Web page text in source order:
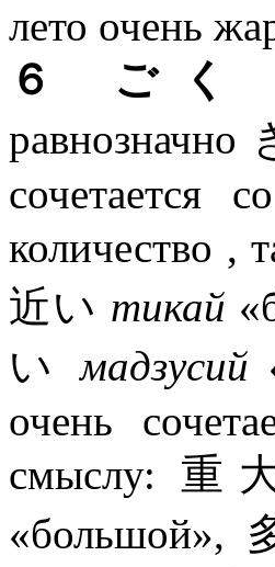
лето очень
６ ごく
равнозначно
сочетается
количество ,
近い тикай
いмадзусий
очень
смыслу: 重
«большой»,